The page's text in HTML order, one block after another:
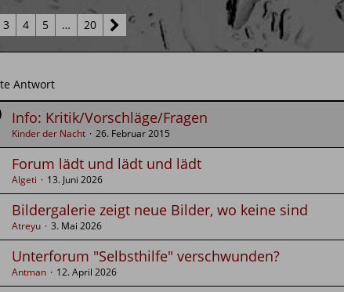
3 4 5 … 20
Antwort
Info: Kritik/Vorschläge/Fragen
Kinder der Nacht 26. Februar 2015
Forum lädt und lädt und lädt
Algeti 13. Juni 2026
Bildergalerie zeigt neue Bilder, wo keine sind
Atreyu 3. Mai 2026
Unterforum "Selbsthilfe" verschwunden?
Antman 12. April 2026